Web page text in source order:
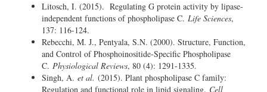
Litosch, I. (2015). Regulating G protein activity by lipase-
independent functions of phospholipase C. Life Sciences,
137: 116-124.
Rebecchi, M. J., Pentyala, S.N. (2000). Structure, Function,
and Control of Phosphoinositide-Specific Phospholipase
C. Physiological Reviews, 80 (4): 1291-1335.
Singh, A. et al. (2015). Plant phospholipase C family:
Regulation and functional role in lipid signaling. Cell